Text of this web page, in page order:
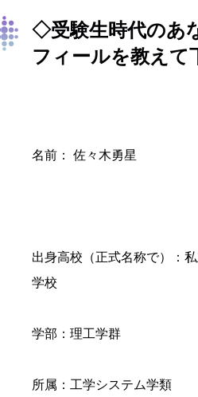
◇受験生時代のあ
フィールを教えて
名前： 佐々木勇星
出身高校（正式名称で）：
学校
学部：理工学群
所属：工学システム学類